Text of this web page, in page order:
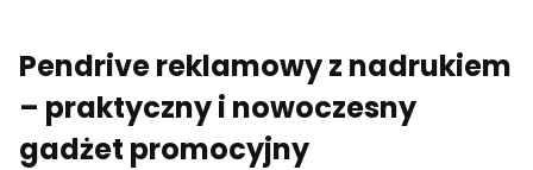
Pendrive reklamowy z nadrukiem
– praktyczny i nowoczesny
gadżet promocyjny